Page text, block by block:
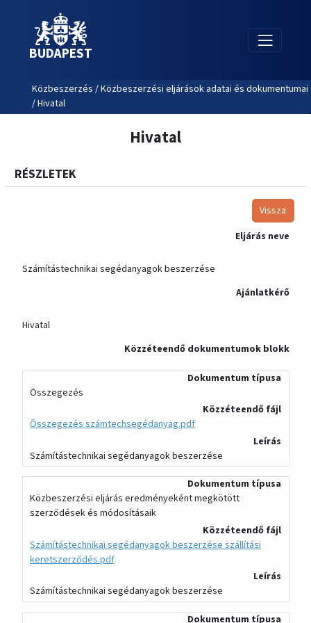
BUDAPEST
Közbeszerzés / Közbeszerzési eljárások adatai és dokumentumai
/ Hivatal
Hivatal
RÉSZLETEK
Vissza
Eljárás neve
Számítástechnikai segédanyagok beszerzése
Ajánlatkérő
Hivatal
Közzéteendő dokumentumok blokk
Dokumentum típusa
Összegezés
Közzéteendő fájl
Összegezés számtechsegédanyag.pdf
Leírás
Számítástechnikai segédanyagok beszerzése
Dokumentum típusa
Közbeszerzési eljárás eredményeként megkötött
szerződések és módosításaik
Közzéteendő fájl
Számítástechnikai segédanyagok beszerzése szállítási
keretszerződés.pdf
Leírás
Számítástechnikai segédanyagok beszerzése
Dokumentum típusa